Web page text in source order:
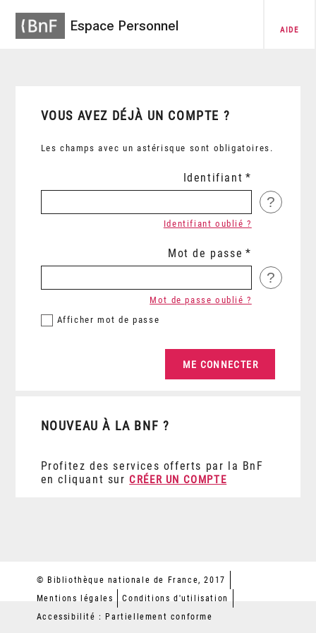
Espace Personnel AIDE
VOUS AVEZ DÉJÀ UN COMPTE ?
Les champs avec un astérisque sont obligatoires.
Identifiant
?
Identifiant oublié ?
Mot de passe
?
Afficher mot de passe
Mot de passe oublié ?
NOUVEAU À LA BNF ?
Profitez des services offerts par la BnF
en cliquant sur CRÉER UN COMPTE
© Bibliothèque nationale de France, 2017
Mentions légales
Conditions d'utilisation
Accessibilité : Partiellement conforme